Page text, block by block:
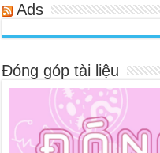
Ads
Đóng góp tài liệu